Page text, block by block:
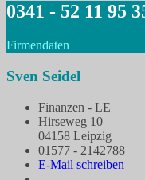
0341 - 52 11 95
Firmendaten
Sven Seidel
Finanzen - LE
Hirseweg 10
04158 Leipzig
01577 - 2142788
E-Mail schreiben